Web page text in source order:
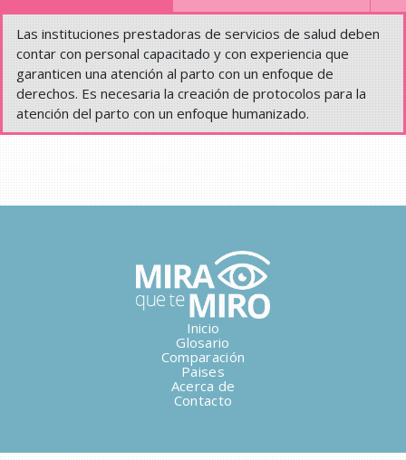
Las instituciones prestadoras de servicios de salud deben
contar con personal capacitado y con experiencia que
garanticen una atención al parto con un enfoque de
derechos. Es necesaria la creación de protocolos para la
atención del parto con un enfoque humanizado.
Inicio
Glosario
Comparación
Paises
Acerca de
Contacto